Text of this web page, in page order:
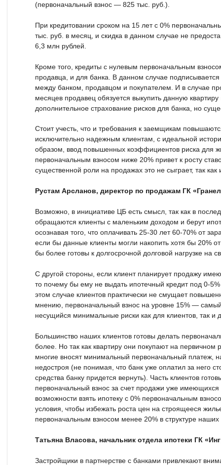
(первоначальный взнос — 825 тыс. руб.).
При кредитовании сроком на 15 лет с 0%
тыс. руб. в месяц, и скидка в данном случае не
6,3 млн рублей.
Кроме того, кредиты с нулевым первоначальным
продавца, и для банка. В данном случае
между банком, продавцом и покупателем. И в случае
месяцев продавец обязуется выкупить данную
дополнительное страхование рисков для банка, но
Стоит учесть, что и требования к заемщикам
исключительно надежным клиентам, с идеальной
образом, ввод повышенных коэффициентов риска для
первоначальным взносом ниже 20% привет к росту
существенной роли на продажах это не сыграет, так как
Рустам Арсланов, директор по продажам ГК
Возможно, в инициативе ЦБ есть смысл, так как в
обращаются клиенты с маленьким доходом и берут
осознавая того, что оплачивать 25-30 лет 60-70% от
если бы данные клиенты могли накопить хотя бы 20%
бы более готовы к долгосрочной долговой нагрузке на
С другой стороны, если клиент планирует продажу
то почему бы ему не выдать ипотечный кредит под 0-
этом случае клиентов практически не смущает
мнению, первоначальный взнос на уровне 15% —
несущийся минимальные риски как для клиентов, так и
Большинство наших клиентов готовы делать
более. Но так как квартиру они покупают на
многие вносят минимальный первоначальный платеж,
недостроя (не понимая, что банк уже оплатил за него
средства банку придется вернуть). Часть клиентов
первоначальный взнос за счет продажи уже имеющихся
возможности взять ипотеку с 0% первоначальным
условия, чтобы избежать роста цен на строящееся
первоначальным взносом менее 20% в структуре
Татьяна Власова, начальник отдела ипотеки ГК
Застройщики в партнерстве с банками привлекают